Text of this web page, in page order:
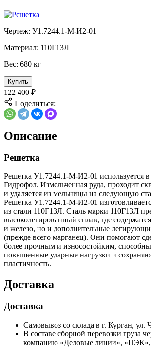
Чертеж: У1.7244.1-М-И2-01
Материал: 110Г13Л
Вес: 680 кг
Купить
122 400 ₽
Поделиться:
Описание
Решетка
Решетка У1.7244.1-М-И2-01 используется
Гидрофол. Измельченная руда, проходит
и удаляется из мельницы на следующую
Решетка У1.7244.1-М-И2-01
из стали 110Г13Л. Сталь марки 110Г13Л
высоколегированный сплав, где
и железо, но и дополнительные
(прежде всего марганец). Они помогают
более прочным и износостойким,
повышенные ударные нагрузки и
пластичность.
Доставка
Доставка
Самовывоз со склада в г. Курган, ул.
В составе сборной перевозки груза
компанию «Деловые линии»,